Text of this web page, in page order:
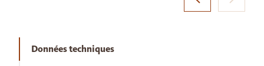
Données techniques